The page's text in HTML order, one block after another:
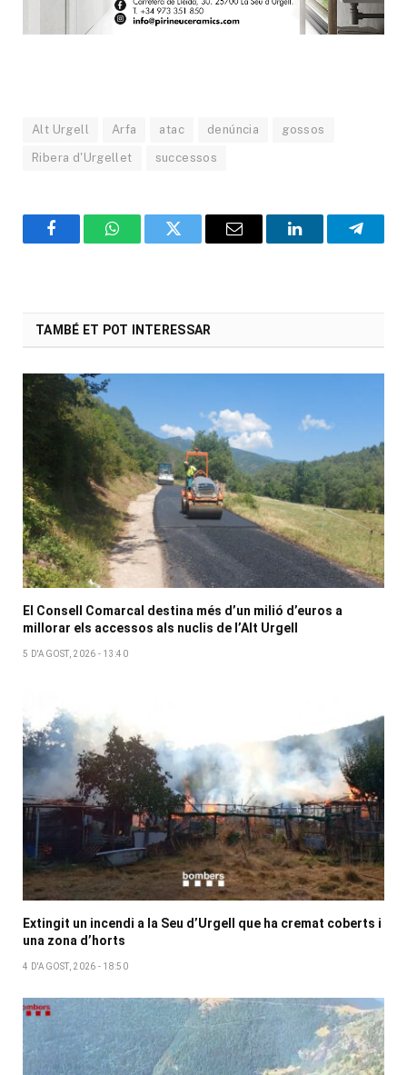
Alt Urgell Arfa atac denúncia gossos
Ribera d'Urgellet successos
FacebookWhatsAppTwitter Email LinkedIn
TAMBÉ ET POT INTERESSAR
El Consell Comarcal destina més d’un milió d’euros a
millorar els accessos als nuclis de l’Alt Urgell
5 D'AGOST, 2026 - 13:40
Extingit un incendi a la Seu d’Urgell que ha cremat coberts i
una zona d’horts
4 D'AGOST, 2026 - 18:50